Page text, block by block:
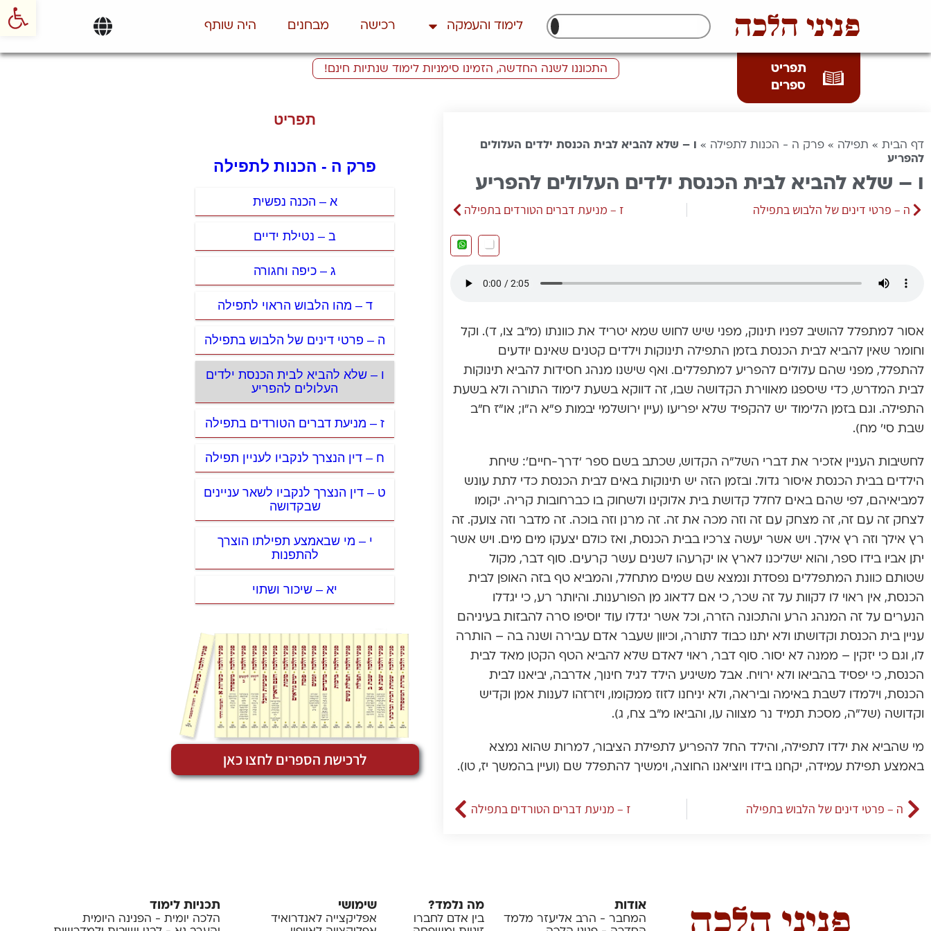
פניני הלכה לימוד והעמקה רכישה מבחנים היה שותף
תפריט
ספרים
התכוננו לשנה החדשה, הזמינו סימניות לימוד שנתיות חינם!
דף הבית » תפילה » פרק ה - הכנות לתפילה »
ו – שלא להביא לבית הכנסת ילדים העלולים
להפריע
ו – שלא להביא לבית הכנסת ילדים העלולים להפריע
ה – פרטי דינים של הלבוש בתפילה ז – מניעת דברים הטורדים בתפילה
אסור למתפלל להושיב לפניו תינוק, מפני שיש לחוש שמא יטריד את כוונתו (מ”ב צו, ד). וקל
וחומר שאין להביא לבית הכנסת בזמן התפילה תינוקות וילדים קטנים שאינם יודעים
להתפלל, מפני שהם עלולים להפריע למתפללים. ואף שישנו מנהג חסידות להביא תינוקות
לבית המדרש, כדי שיספגו מאווירת הקדושה שבו, זה דווקא בשעת לימוד התורה ולא בשעת
התפילה. וגם בזמן הלימוד יש להקפיד שלא יפריעו (עיין ירושלמי יבמות פ”א ה”ו; או”ז ח”ב
שבת סי’ מח).
לחשיבות העניין אזכיר את דברי השל”ה הקדוש, שכתב בשם ספר ‘דרך-חיים’: שיחת
הילדים בבית הכנסת איסור גדול. ובזמן הזה יש תינוקות באים לבית הכנסת כדי לתת עונש
למביאיהם, לפי שהם באים לחלל קדושת בית אלוקינו ולשחוק בו כברחובות קריה. יקומו
לצחק זה עם זה, זה מצחק עם זה וזה מכה את זה. זה מרנן וזה בוכה. זה מדבר וזה צועק. זה
רץ אילך וזה רץ אילך. ויש אשר יעשה צרכיו בבית הכנסת, ואז כולם יצעקו מים מים. ויש אשר
יתן אביו בידו ספר, והוא ישליכנו לארץ או יקרעהו לשנים עשר קרעים. סוף דבר, מקול
שטותם כוונת המתפללים נפסדת ונמצא שם שמים מתחלל, והמביא טף בזה האופן לבית
הכנסת, אין ראוי לו לקוות על זה שכר, כי אם לדאוג מן הפורענות. והיותר רע, כי יגדלו
הנערים על זה המנהג הרע והתכונה הזרה, וכל אשר יגדלו עוד יוסיפו סרה להבזות בעיניהם
עניין בית הכנסת וקדושתו ולא יתנו כבוד לתורה, וכיוון שעבר אדם עבירה ושנה בה – הותרה
לו, וגם כי יזקין – ממנה לא יסור. סוף דבר, ראוי לאדם שלא להביא הטף הקטן מאד לבית
הכנסת, כי יפסיד בהביאו ולא ירויח. אבל משיגיע הילד לגיל חינוך, אדרבה, יביאנו לבית
הכנסת, וילמדו לשבת באימה וביראה, ולא יניחנו לזוז ממקומו, ויזרזהו לענות אמן וקדיש
וקדושה (של”ה, מסכת תמיד נר מצווה עו, והביאו מ”ב צח, ג).
מי שהביא את ילדו לתפילה, והילד החל להפריע לתפילת הציבור, למרות שהוא נמצא
באמצע תפילת עמידה, יקחנו בידו ויוציאנו החוצה, וימשיך להתפלל שם (ועיין בהמשך יז, טו).
ה – פרטי דינים של הלבוש בתפילה ז – מניעת דברים הטורדים בתפילה
תפריט
פרק ה - הכנות לתפילה
א – הכנה נפשית
ב – נטילת ידיים
ג – כיפה וחגורה
ד – מהו הלבוש הראוי לתפילה
ה – פרטי דינים של הלבוש בתפילה
ו – שלא להביא לבית הכנסת ילדים
העלולים להפריע
ז – מניעת דברים הטורדים בתפילה
ח – דין הנצרך לנקביו לעניין תפילה
ט – דין הנצרך לנקביו לשאר עניינים
שבקדושה
י – מי שבאמצע תפילתו הוצרך
להתפנות
יא – שיכור ושתוי
לרכישת הספרים לחצו כאן
אודות
המחבר - הרב אליעזר מלמד
מה נלמד?
בין אדם לחברו
שימושי
אפליקצייה לאנדרואיד
תכניות לימוד
הלכה יומית - הפנינה היומית
פתח